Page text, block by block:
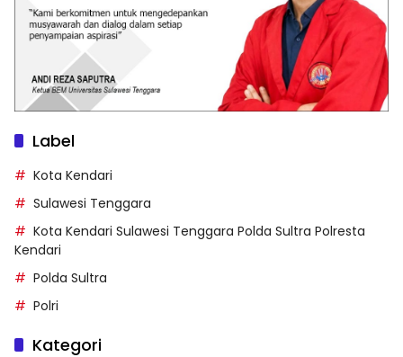
Label
Kota Kendari
Sulawesi Tenggara
Kota Kendari Sulawesi Tenggara Polda Sultra Polresta
Kendari
Polda Sultra
Polri
Kategori